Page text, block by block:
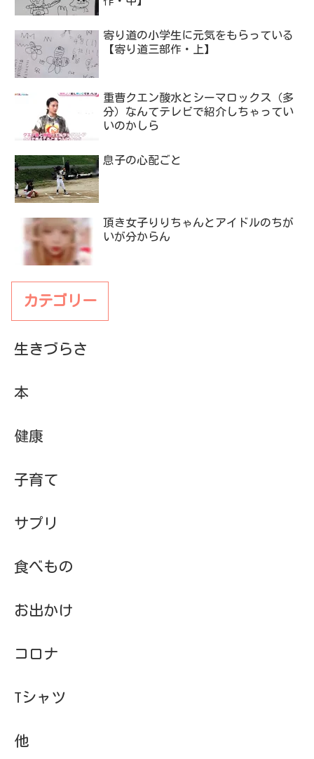
寄り道の小学生に元気をもらっている
【寄り道三部作・上】
重曹クエン酸水とシーマロックス（多
分）なんてテレビで紹介しちゃってい
いのかしら
息子の心配ごと
頂き女子りりちゃんとアイドルのちが
いが分からん
カテゴリー
生きづらさ
本
健康
子育て
サプリ
食べもの
お出かけ
コロナ
Tシャツ
他